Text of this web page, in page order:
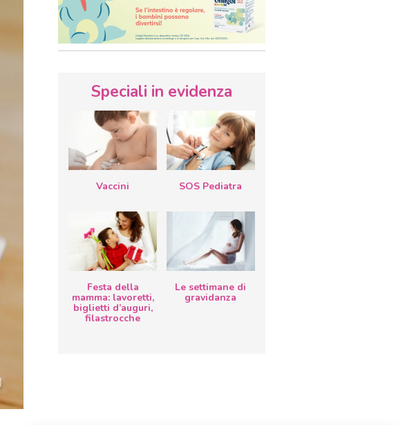
Speciali in evidenza
Vaccini SOS Pediatra
Festa della
mamma: lavoretti,
biglietti d’auguri,
filastrocche
Le settimane di
gravidanza